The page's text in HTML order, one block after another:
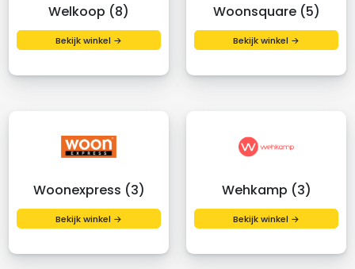
Welkoop (8)
Bekijk winkel →
Woonsquare (5)
Bekijk winkel →
Woonexpress (3)
Bekijk winkel →
Wehkamp (3)
Bekijk winkel →